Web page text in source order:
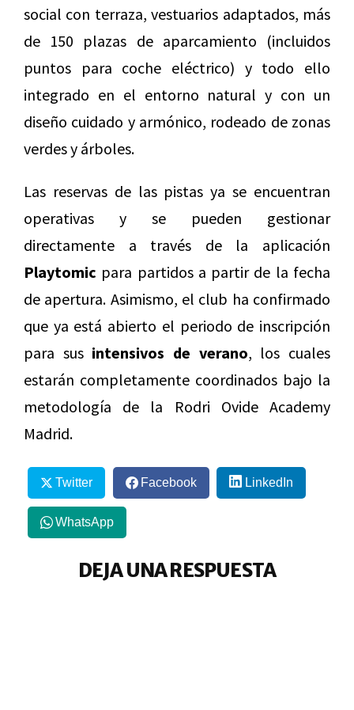
social con terraza, vestuarios adaptados, más
de 150 plazas de aparcamiento (incluidos
puntos para coche eléctrico) y todo ello
integrado en el entorno natural y con un
diseño cuidado y armónico, rodeado de zonas
verdes y árboles.
Las reservas de las pistas ya se encuentran
operativas y se pueden gestionar
directamente a través de la aplicación
Playtomic para partidos a partir de la fecha
de apertura. Asimismo, el club ha confirmado
que ya está abierto el periodo de inscripción
para sus intensivos de verano, los cuales
estarán completamente coordinados bajo la
metodología de la Rodri Ovide Academy
Madrid.
Twitter Facebook LinkedIn
WhatsApp
DEJA UNA RESPUESTA